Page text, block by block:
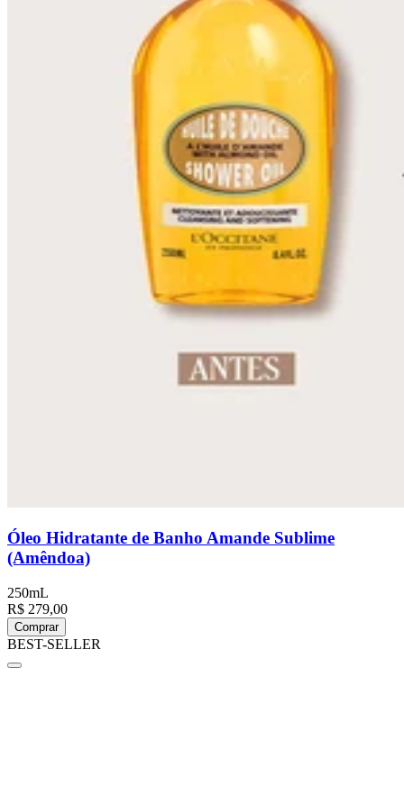
Óleo Hidratante de Banho Amande Sublime
(Amêndoa)
250mL
R$ 279,00
Comprar
BEST-SELLER